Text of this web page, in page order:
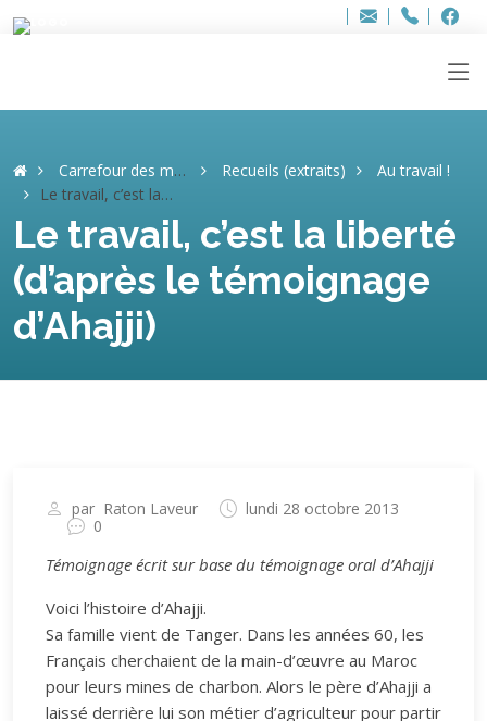
Adresse
info..hâthe..
Tel.
Tel.
Carrefour des mémoires Recueils (extraits)
Au travail !
Le travail, c’est la liberté (d’après le témoignage d’Ahajji)
Le travail, c’est la liberté
(d’après le témoignage
d’Ahajji)
par Raton Laveur
lundi 28 octobre 2013
0
Témoignage écrit sur base du témoignage oral d’Ahajji
Voici l’histoire d’Ahajji.
Sa famille vient de Tanger. Dans les années 60, les
Français cherchaient de la main-d’œuvre au Maroc
pour leurs mines de charbon. Alors le père d’Ahajji a
laissé derrière lui son métier d’agriculteur pour partir